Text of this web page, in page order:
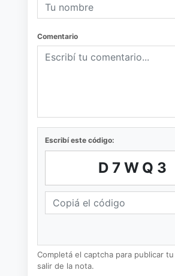
Comentario
Escribí este código:
D7WQ3
Completá el captcha para publicar
salir de la nota.